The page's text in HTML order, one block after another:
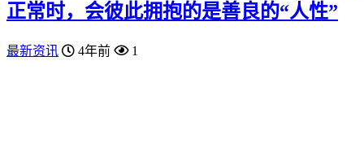
正常时，会彼此拥抱的是善良的“人性”
最新资讯 4年前 1